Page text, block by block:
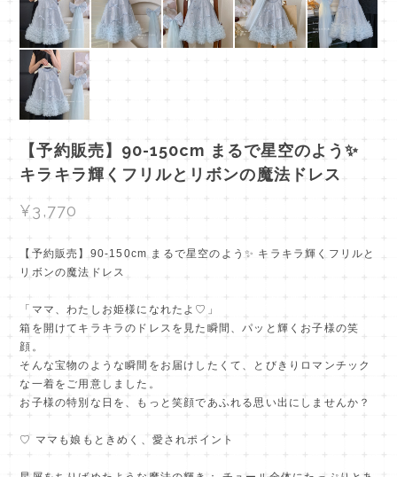
【予約販売】90-150cm まるで星空のよう✨
キラキラ輝くフリルとリボンの魔法ドレス
¥3,770
【予約販売】90-150cm まるで星空のよう✨ キラキラ輝くフリルと
リボンの魔法ドレス
「ママ、わたしお姫様になれたよ♡」
箱を開けてキラキラのドレスを見た瞬間、パッと輝くお子様の笑
顔。
そんな宝物のような瞬間をお届けしたくて、とびきりロマンチック
な一着をご用意しました。
お子様の特別な日を、もっと笑顔であふれる思い出にしませんか？
♡ ママも娘もときめく、愛されポイント